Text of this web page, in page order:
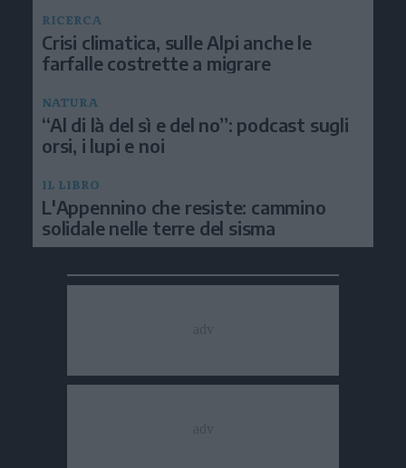
RICERCA
Crisi climatica, sulle Alpi anche le
farfalle costrette a migrare
NATURA
“Al di là del sì e del no”: podcast sugli
orsi, i lupi e noi
IL LIBRO
L'Appennino che resiste: cammino
solidale nelle terre del sisma